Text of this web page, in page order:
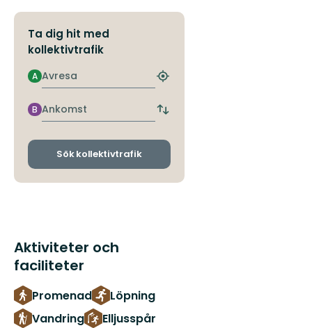
Ta dig hit med
kollektivtrafik
Avresa
A
Hitta
hållplats
Ankomst
B
Byt
och
Sök kollektivtrafik
Aktiviteter och
faciliteter
Promenad
Löpning
Vandring
Elljusspår